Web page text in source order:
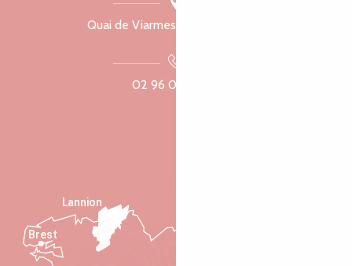
Quai de Viarmes, 22300 Lannion
02 96 05 60 70
Lannion
Brest